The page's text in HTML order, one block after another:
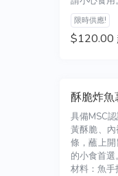
限時供應!
$120.00
酥脆炸魚
具備MSC
黃酥脆、
條，蘸上
的小食首選。
材料：魚